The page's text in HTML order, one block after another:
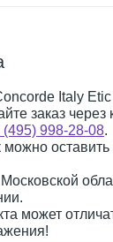
Italy
заказ через
(495) 998-28-08.
оставить
может